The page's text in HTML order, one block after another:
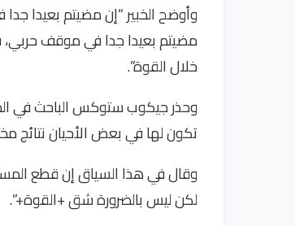
وأوضح الخبير “إن مضيتم بعيدا
مضيتم بعيدا جدا في موقف حربي،
خلال القوة”.
وحذر جيكوب ستوكس الباحث في
تكون لها في بعض الأحيان نتائج
وقال في هذا السياق إن قطع
لكن ليس بالضرورة شق +القوة+”.